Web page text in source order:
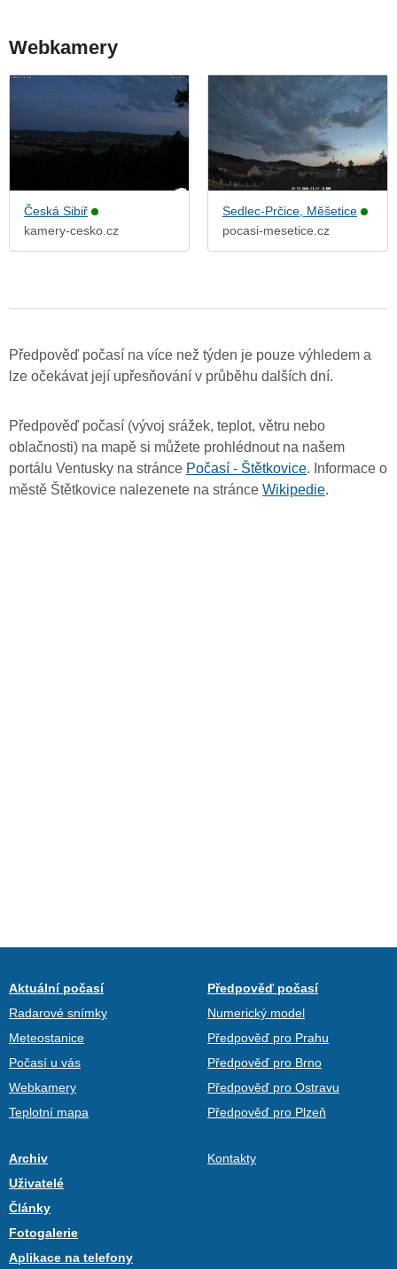
Webkamery
Česká Sibiř
kamery-cesko.cz
Sedlec-Prčice, Měšetice
pocasi-mesetice.cz
Předpověď počasí na více než týden je pouze výhledem a
lze očekávat její upřesňování v průběhu dalších dní.
Předpověď počasí (vývoj srážek, teplot, větru nebo
oblačnosti) na mapě si můžete prohlédnout na našem
portálu Ventusky na stránce Počasí - Štětkovice. Informace o
městě Štětkovice nalezenete na stránce Wikipedie.
Aktuální počasí
Radarové snímky
Meteostanice
Počasí u vás
Webkamery
Teplotní mapa
Předpověď počasí
Numerický model
Předpověď pro Prahu
Předpověď pro Brno
Předpověď pro Ostravu
Předpověď pro Plzeň
Archiv
Uživatelé
Články
Fotogalerie
Aplikace na telefony
Kontakty